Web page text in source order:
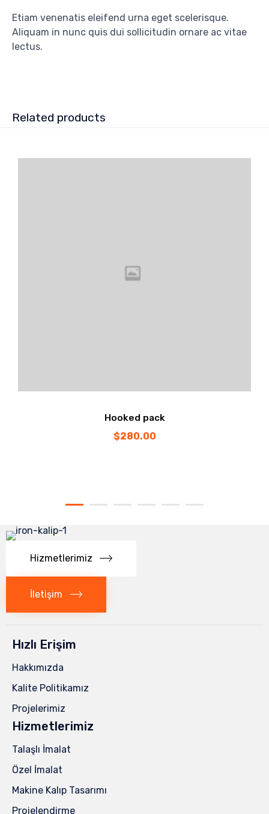
Etiam venenatis eleifend urna eget scelerisque.
Aliquam in nunc quis dui sollicitudin ornare ac vitae
lectus.
Related products
Hooked pack
$280.00
Hizmetlerimiz
İletişim
Hızlı Erişim
Hakkımızda
Kalite Politikamız
Projelerimiz
Hizmetlerimiz
Talaşlı İmalat
Özel İmalat
Makine Kalıp Tasarımı
Projelendirme